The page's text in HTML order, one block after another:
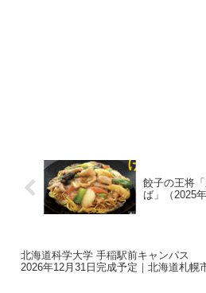
餃子の王将
ば」（2025
北海道科学大学 手稲駅前キャンパス
2026年12月31日完成予定｜北海道札幌